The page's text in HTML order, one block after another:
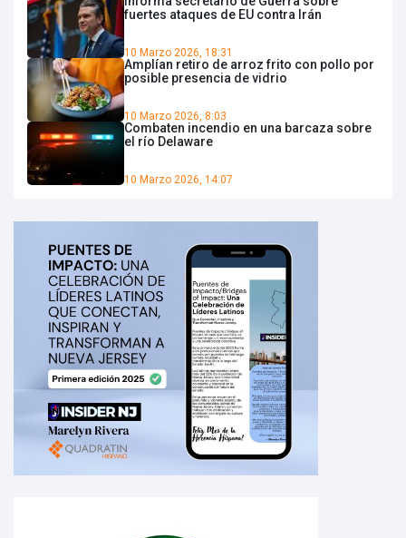
fuertes ataques de EU contra Irán
10 Marzo 2026, 18:31
Amplían retiro de arroz frito con pollo por
posible presencia de vidrio
10 Marzo 2026, 8:03
Combaten incendio en una barcaza sobre
el río Delaware
10 Marzo 2026, 14:07